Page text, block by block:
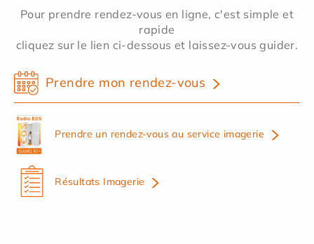
Pour prendre rendez-vous en ligne, c'est simple et
rapide
cliquez sur le lien ci-dessous et laissez-vous guider.
Prendre mon rendez-vous
Prendre un rendez-vous au service imagerie
Résultats Imagerie